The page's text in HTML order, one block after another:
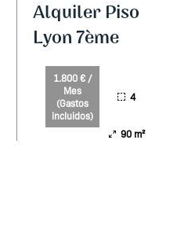
Alquiler Piso
Lyon 7ème
1.800 € /
Mes
(Gastos
incluidos)
4
90 m²